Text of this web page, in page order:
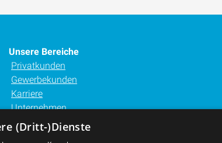
Unsere Bereiche
Privatkunden
Gewerbekunden
Karriere
Unternehmen
Kontakt
(Dritt-)Dienste